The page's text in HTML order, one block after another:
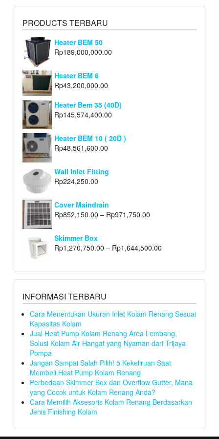
PRODUCTS TERBARU
Heater BEM 50
Rp189,000,000.00
Heater BEM 6
Rp43,200,000.00
Heater Bem 35 (40D)
Rp145,574,400.00
Heater BEM 10 ( 20D )
Rp48,561,600.00
Wall Inlet Fitting
Rp224,250.00
Cover Maindrain
Rp852,150.00 – Rp971,750.00
Skimmer Box
Rp1,270,750.00 – Rp1,644,500.00
INFORMASI TERBARU
Cara Menentukan Ukuran Inlet Kolam Renang Sesuai
Kapasitas Kolam
Jual Heat Pump Kolam Renang Area Lembang,
Solusi Kolam Air Hangat yang Nyaman dari Trijaya
Pompa
Jangan Sampai Salah Pilih! 5 Kekeliruan Saat
Membeli Heat Pump Kolam Renang
Perbedaan Skimmer Box dan Overflow Gutter, Mana
yang Cocok untuk Kolam Renang Anda?
Cara Memilih Aksesoris Kolam Renang Berdasarkan
Jenis Finishing Kolam